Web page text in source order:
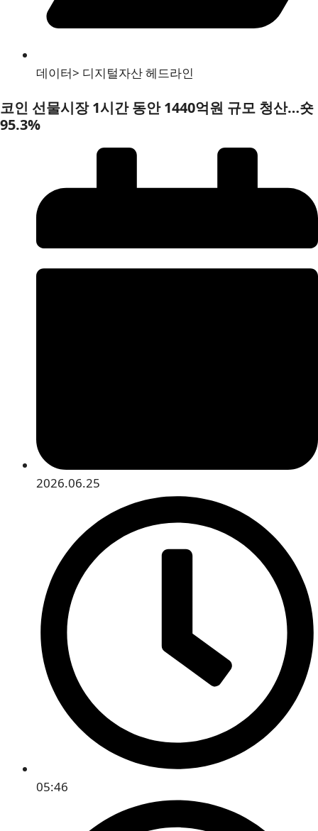
데이터> 디지털자산 헤드라인
코인 선물시장 1시간 동안 1440억원 규모 청산…숏
95.3%
2026.06.25
05:46